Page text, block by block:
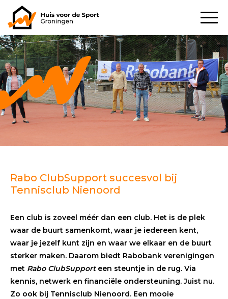
Rabo ClubSupport succesvol bij
Tennisclub Nienoord
Een club is zoveel méér dan een club. Het is de plek
waar de buurt samenkomt, waar je iedereen kent,
waar je jezelf kunt zijn en waar we elkaar en de buurt
sterker maken. Daarom biedt Rabobank verenigingen
met Rabo ClubSupporteen steuntje in de rug. Via
kennis, netwerk en financiële ondersteuning. Juist nu.
Zo ook bij Tennisclub Nienoord. Een mooie